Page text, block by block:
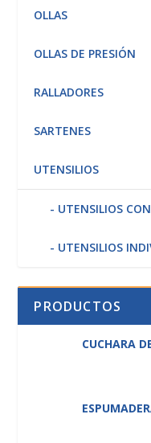
OLLAS
OLLAS DE PRESIÓN
RALLADORES
SARTENES
UTENSILIOS
UTENSILIOS
UTENSILIOS
PRODUCTOS
CUCHARA